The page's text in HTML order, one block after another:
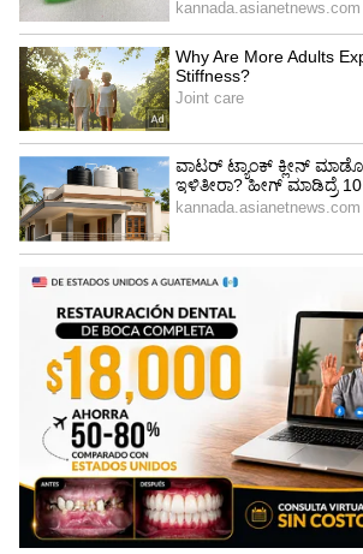
ಹೊತ್ತಿಗೆ, ಪ್ರತಿಷ್ಠಾನವು ಇನ್ನು ಮುಂದೆ
ಆದರೆ ವಿಸ್ಕಾನ್ಸಿನ್‌ನಲ್ಲಿ 9 ವ್ಯಕ್ತಿಗಳ
ಮಂಡಳಿಯೊಂದಿಗೆ ಲಾಭರಹಿತ